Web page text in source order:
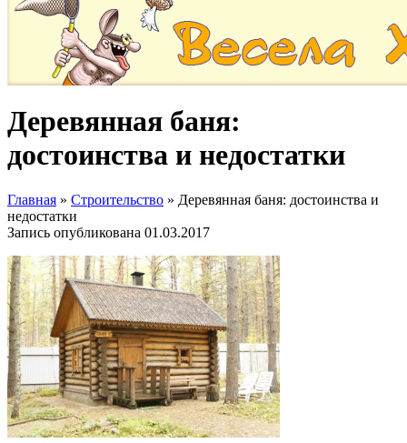
Деревянная баня:
достоинства и недостатки
Главная » Строительство » Деревянная баня: достоинства и
недостатки
Запись опубликована 01.03.2017